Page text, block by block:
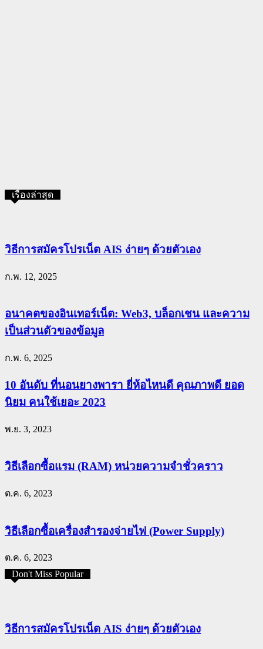
เรื่องล่าสุด
วิธีการสมัครโปรเน็ต AIS ง่ายๆ ด้วยตัวเอง
ก.พ. 12, 2025
อนาคตของอินเทอร์เน็ต: Web3, บล็อกเชน และความ
เป็นส่วนตัวของข้อมูล
ก.พ. 6, 2025
10 อันดับ ที่นอนยางพารา ยี่ห้อไหนดี คุณภาพดี ยอด
นิยม คนใช้เยอะ 2023
พ.ย. 3, 2023
วิธีเลือกซื้อแรม (RAM) หน่วยความจำชั่วคราว
ต.ค. 6, 2023
วิธีเลือกซื้อเครื่องสำรองจ่ายไฟ (Power Supply)
ต.ค. 6, 2023
Don't Miss Popular
วิธีการสมัครโปรเน็ต AIS ง่ายๆ ด้วยตัวเอง